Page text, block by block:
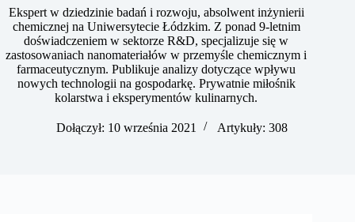
Ekspert w dziedzinie badań i rozwoju, absolwent inżynierii
chemicznej na Uniwersytecie Łódzkim. Z ponad 9-letnim
doświadczeniem w sektorze R&D, specjalizuje się w
zastosowaniach nanomateriałów w przemyśle chemicznym i
farmaceutycznym. Publikuje analizy dotyczące wpływu
nowych technologii na gospodarkę. Prywatnie miłośnik
kolarstwa i eksperymentów kulinarnych.
Dołączył: 10 września 2021 Artykuły: 308